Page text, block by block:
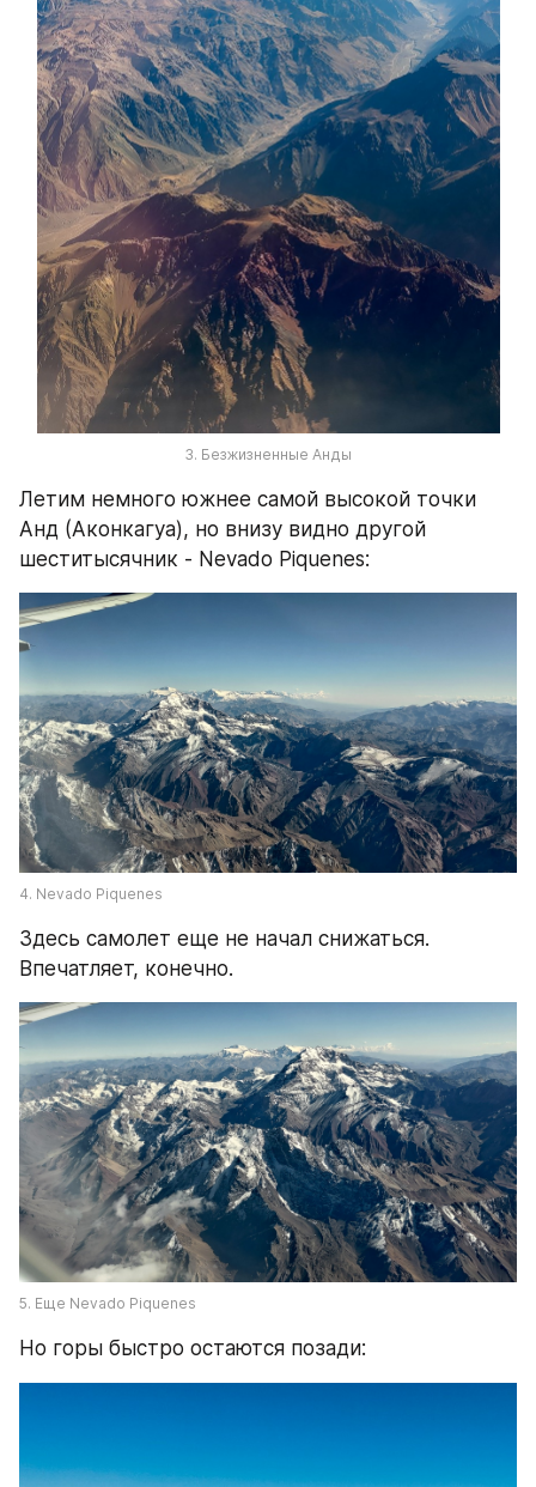
3. Безжизненные Анды
Летим немного южнее самой высокой точки
Анд (Аконкагуа), но внизу видно другой
шеститысячник - Nevado Piquenes:
4. Nevado Piquenes
Здесь самолет еще не начал снижаться.
Впечатляет, конечно.
5. Еще Nevado Piquenes
Но горы быстро остаются позади: